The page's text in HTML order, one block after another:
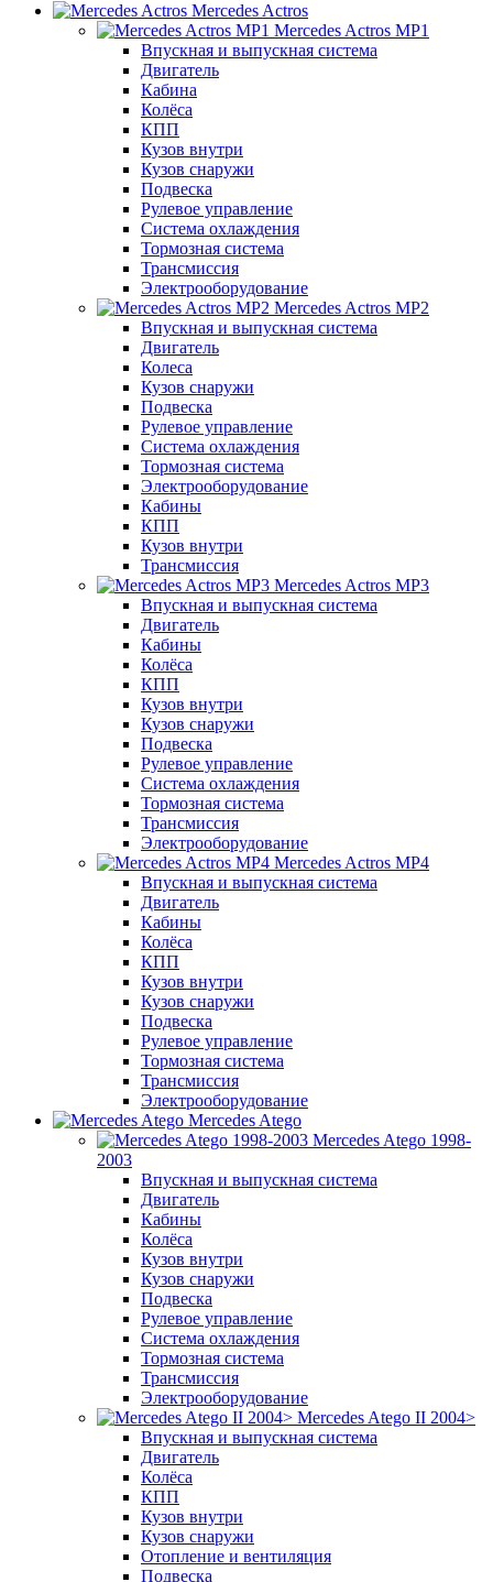
Mercedes Actros
Mercedes Actros MP1
Впускная и выпускная система
Двигатель
Кабина
Колёса
КПП
Кузов внутри
Кузов снаружи
Подвеска
Рулевое управление
Система охлаждения
Тормозная система
Трансмиссия
Электрооборудование
Mercedes Actros MP2
Впускная и выпускная система
Двигатель
Колеса
Кузов снаружи
Подвеска
Рулевое управление
Система охлаждения
Тормозная система
Электрооборудование
Кабины
КПП
Кузов внутри
Трансмиссия
Mercedes Actros MP3
Впускная и выпускная система
Двигатель
Кабины
Колёса
КПП
Кузов внутри
Кузов снаружи
Подвеска
Рулевое управление
Система охлаждения
Тормозная система
Трансмиссия
Электрооборудование
Mercedes Actros MP4
Впускная и выпускная система
Двигатель
Кабины
Колёса
КПП
Кузов внутри
Кузов снаружи
Подвеска
Рулевое управление
Тормозная система
Трансмиссия
Электрооборудование
Mercedes Atego
Mercedes Atego 1998-
2003
Впускная и выпускная система
Двигатель
Кабины
Колёса
Кузов внутри
Кузов снаружи
Подвеска
Рулевое управление
Система охлаждения
Тормозная система
Трансмиссия
Электрооборудование
Mercedes Atego II 2004>
Впускная и выпускная система
Двигатель
Колёса
КПП
Кузов внутри
Кузов снаружи
Отопление и вентиляция
Подвеска